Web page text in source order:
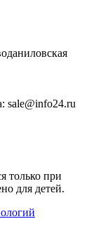
sale@info24.ru
только при
для детей.